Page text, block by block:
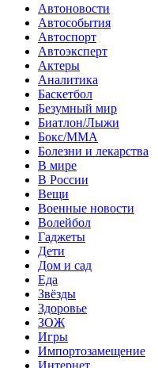
Автоновости
Автособытия
Автоспорт
Автоэксперт
Актеры
Аналитика
Баскетбол
Безумный мир
Биатлон/Лыжи
Бокс/MMA
Болезни и лекарства
В мире
В России
Вещи
Военные новости
Волейбол
Гаджеты
Дети
Дом и сад
Еда
Звёзды
Здоровье
ЗОЖ
Игры
Импортозамещение
Интернет